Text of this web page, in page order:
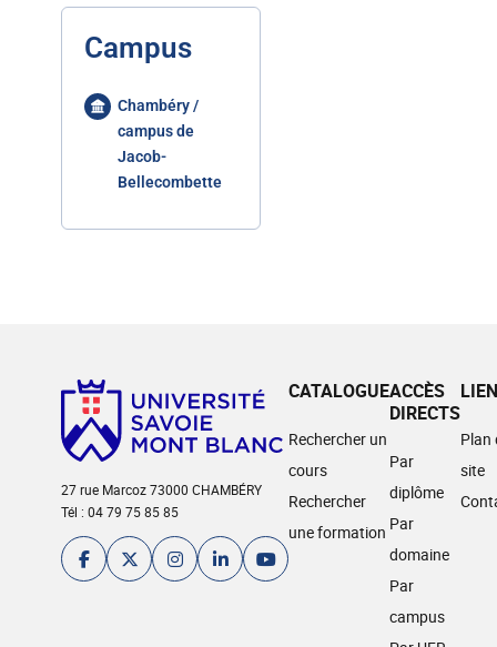
Campus
Chambéry /
campus de
Jacob-
Bellecombette
27 rue Marcoz 73000 CHAMBÉRY
Tél : 04 79 75 85 85
CATALOGUE
Rechercher un
cours
Rechercher
une formation
ACCÈS
DIRECTS
Par
diplôme
Par
domaine
Par
campus
Plan
site